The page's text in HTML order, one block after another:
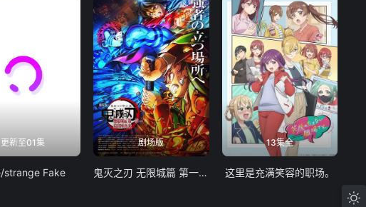
更新至01集
strange Fake
剧场版
鬼灭之刃 无限城篇 第一章 猗窝座再袭
13集全
这里是充满笑容的职场。